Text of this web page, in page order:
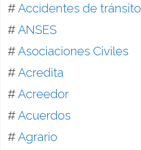
#Accidentes de tránsito
#ANSES
#Asociaciones Civiles
#Acredita
#Acreedor
#Acuerdos
#Agrario